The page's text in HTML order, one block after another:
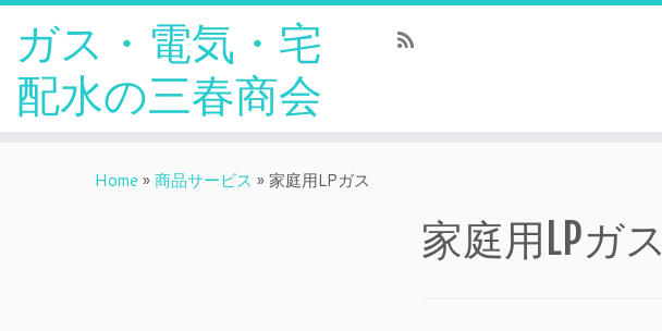
ガス・電気・宅
配水の三春商会
Home » 商品サービス » 家庭用LPガス
家庭用LPガス